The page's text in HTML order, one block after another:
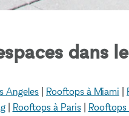
dans
Angeles Rooftops à Miami
| Rooftops à Paris| Rooftops